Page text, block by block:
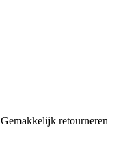
Gemakkelijk retourneren